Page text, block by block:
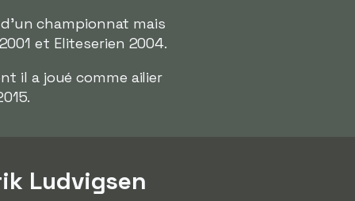
championnat mais
et Eliteserien 2004.
il a joué comme ailier
Ludvigsen